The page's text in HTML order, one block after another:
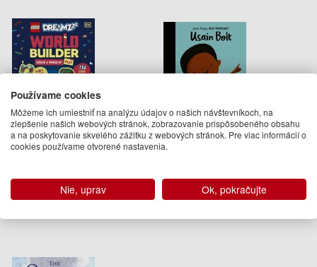
LEGO DreamZzz World
Builder
32.95 €
Na objednávku
Usain Bolt
13.95 €
Na sklade
Používame cookies
Môžeme ich umiestniť na analýzu údajov o našich návštevníkoch, na
zlepšenie našich webových stránok, zobrazovanie prispôsobeného obsahu
a na poskytovanie skvelého zážitku z webových stránok. Pre viac informácií o
cookies používame otvorené nastavenia.
Nie, uprav Ok, pokračujte